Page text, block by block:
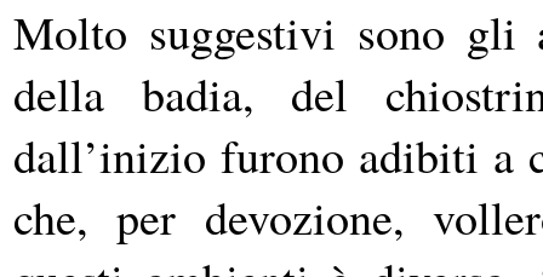
Molto suggestivi sono gli
della badia, del
dall’inizio furono adibiti a
che, per devozione,